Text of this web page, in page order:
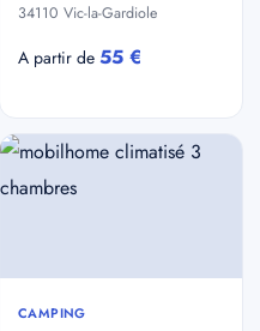
34110 Vic-la-Gardiole
A partir de 55 €
CAMPING